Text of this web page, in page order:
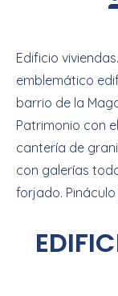
Edificio
emblemático
barrio de la
Patrimonio con
cantería de
con galerías
forjado.